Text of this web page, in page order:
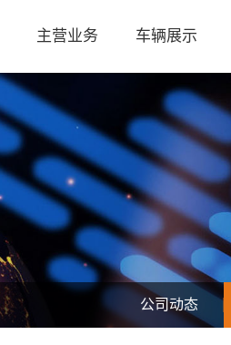
主营业务 车辆展示
公司动态